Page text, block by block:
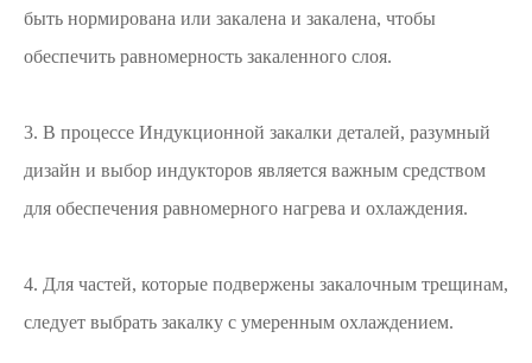
быть нормирована или закалена и закалена, чтобы
обеспечить равномерность закаленного слоя.
3. В процессе Индукционной закалки деталей, разумный
дизайн и выбор индукторов является важным средством
для обеспечения равномерного нагрева и охлаждения.
4. Для частей, которые подвержены закалочным трещинам,
следует выбрать закалку с умеренным охлаждением.